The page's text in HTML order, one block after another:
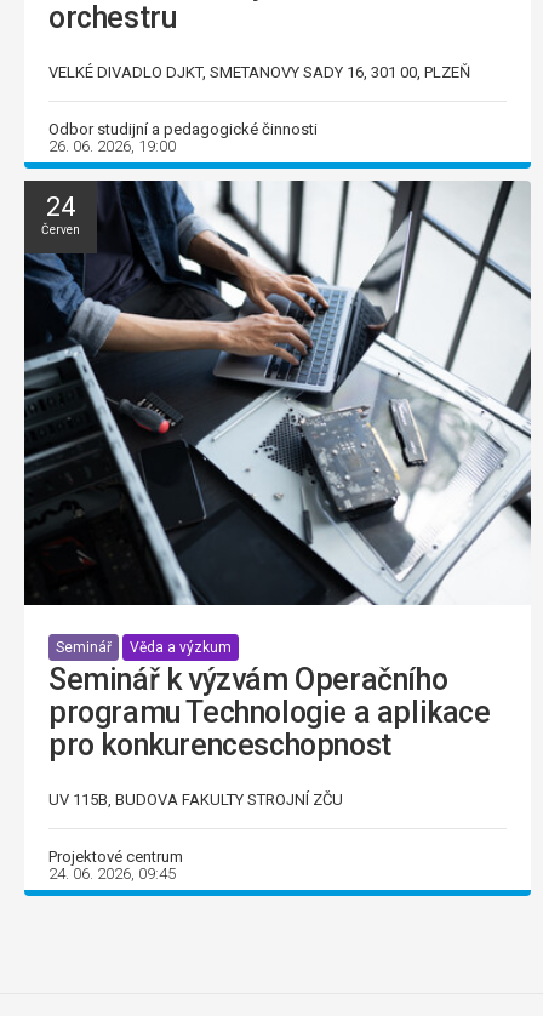
orchestru
VELKÉ DIVADLO DJKT, SMETANOVY SADY 16, 301 00, PLZEŇ
Odbor studijní a pedagogické činnosti
26. 06. 2026, 19:00
24
Červen
Seminář Věda a výzkum
Seminář k výzvám Operačního
programu Technologie a aplikace
pro konkurenceschopnost
UV 115B, BUDOVA FAKULTY STROJNÍ ZČU
Projektové centrum
24. 06. 2026, 09:45